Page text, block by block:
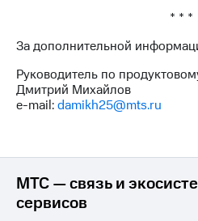
* * *
За дополнительной
Руководитель по
Дмитрий Михайлов
e-mail:damikh25@mts.ru
МТС — связь и
сервисов